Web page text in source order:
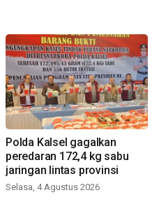
Polda Kalsel gagalkan
peredaran 172,4 kg sabu
jaringan lintas provinsi
Selasa, 4 Agustus 2026